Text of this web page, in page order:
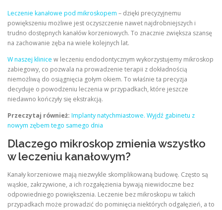
KONTAKT BLOG
Leczenie kanałowe pod mikroskopem – dzięki precyzyjnemu
powiększeniu możliwe jest oczyszczenie nawet najdrobniejszych i
trudno dostępnych kanałów korzeniowych. To znacznie zwiększa szansę
na zachowanie zęba na wiele kolejnych lat.
W naszej klinice w leczeniu endodontycznym wykorzystujemy mikroskop
zabiegowy, co pozwala na prowadzenie terapii z dokładnością
niemożliwą do osiągnięcia gołym okiem. To właśnie ta precyzja
decyduje o powodzeniu leczenia w przypadkach, które jeszcze
niedawno kończyły się ekstrakcją.
Przeczytaj również: Implanty natychmiastowe. Wyjdź gabinetu z
nowym zębem tego samego dnia
Dlaczego mikroskop zmienia wszystko
w leczeniu kanałowym?
Kanały korzeniowe mają niezwykle skomplikowaną budowę. Często są
wąskie, zakrzywione, a ich rozgałęzienia bywają niewidoczne bez
odpowiedniego powiększenia. Leczenie bez mikroskopu w takich
przypadkach może prowadzić do pominięcia niektórych odgałęzień, a to